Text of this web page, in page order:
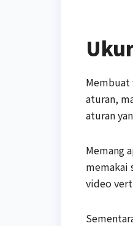
aturan,
aturan
Memang
memakai
video